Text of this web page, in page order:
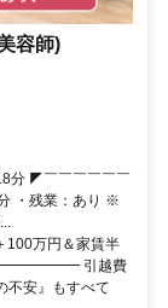
容師)
分 ◤￣￣￣￣￣￣
・残業：あり ※
100万円＆家賃半
引越費
不安』もすべて